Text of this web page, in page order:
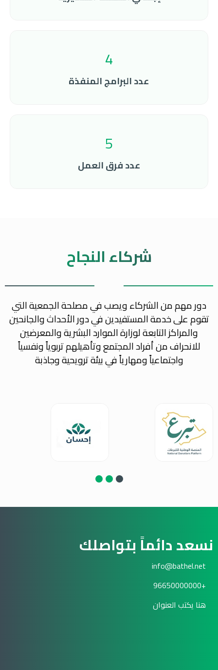
4
عدد البرامج المنفذة
5
عدد فرق العمل
شركاء النجاح
دور مهم من الشركاء ويصب في مصلحة الجمعية التي
تقوم على خدمة المستفيدين في دور الأحداث والجانحين
والمراكز التابعة لوزارة الموارد البشرية والمعرضين
للانحراف من أفراد المجتمع وتأهيلهم تربوياً ونفسياً
واجتماعياً ومهارياً في بيئة ترويحية وجاذبة
نسعد دائماً بتواصلك
info@bathel.net
+96650000000
هنا يكتب العنوان